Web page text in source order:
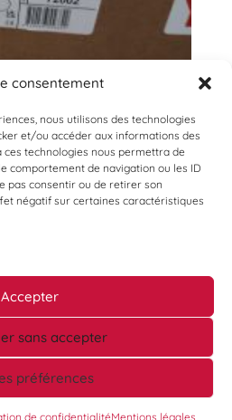
consentement
nous utilisons des technologies
et/ou accéder aux informations des
ces technologies nous permettra de
comportement de navigation ou les ID
pas consentir ou de retirer son
négatif sur certaines caractéristiques
Accepter
sans accepter
préférences
de confidentialitéMentions légales
légales